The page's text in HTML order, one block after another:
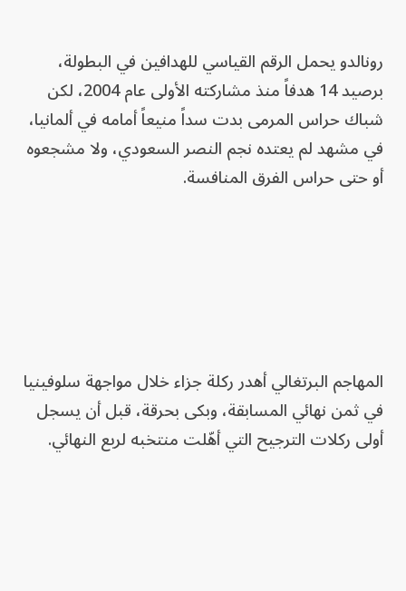
رونالدو يحمل الرقم القياسي للهدافين في البطولة،
برصيد 14 هدفاً منذ مشاركته الأولى عام 2004، لكن
شباك حراس المرمى بدت سداً منيعاً أمامه في ألمانيا،
في مشهد لم يعتده نجم النصر السعودي، ولا مشجعوه
أو حتى حراس الفرق المنافسة.
المهاجم البرتغالي أهدر ركلة جزاء خلال مواجهة سلوفينيا
في ثمن نهائي المسابقة، وبكى بحرقة، قبل أن يسجل
أولى ركلات الترجيح التي أهّلت منتخبه لربع النهائي.